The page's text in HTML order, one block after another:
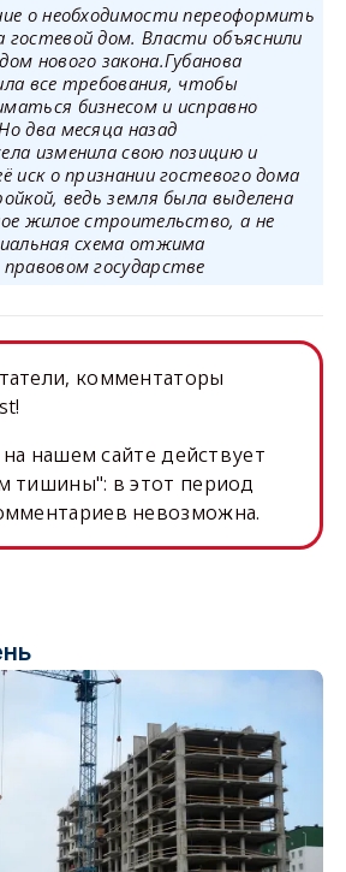
о необходимости переоформить
дом. Власти объяснили
нового закона.Губанова
все требования, чтобы
бизнесом и исправно
два месяца назад
изменила свою позицию и
иск о признании гостевого дома
ведь земля была выделена
жилое строительство, а не
схема отжима
государстве
комментаторы
на нашем сайте действует
тишины": в этот период
невозможна.